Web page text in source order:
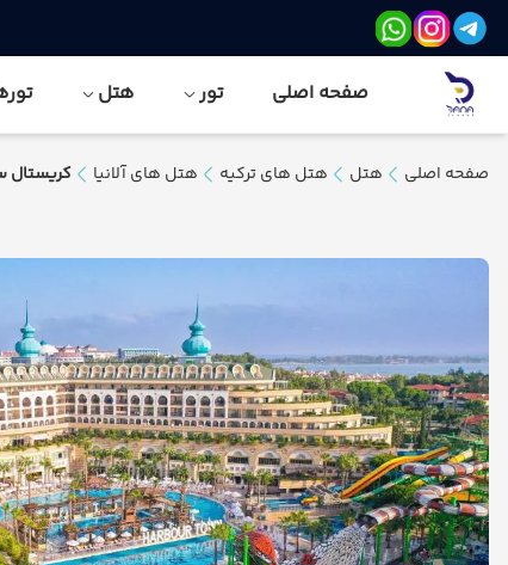
صفحه اصلی تور هتل
صفحه اصلی هتل هتل های ترکیه هتل های آلانیا کریستال